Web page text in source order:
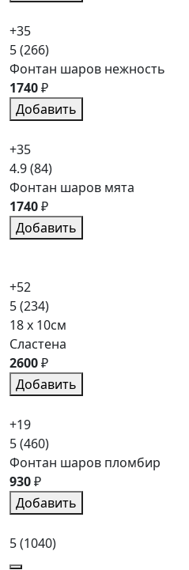
+35
5(266)
Фонтан шаров нежность
1740₽
Добавить
+35
4.9(84)
Фонтан шаров мята
1740₽
Добавить
+52
5(234)
18 x 10см
Сластена
2600₽
Добавить
+19
5(460)
Фонтан шаров пломбир
930₽
Добавить
5(1040)